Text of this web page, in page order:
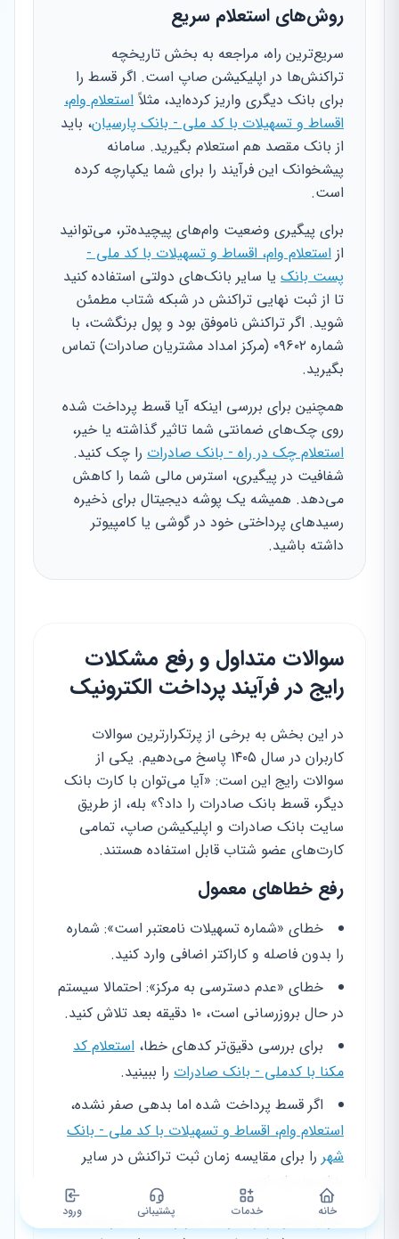
روش‌های استعلام سریع
سریع‌ترین راه، مراجعه به بخش تاریخچه
تراکنش‌ها در اپلیکیشن صاپ است. اگر قسط را
برای بانک دیگری واریز کرده‌اید، مثلاً استعلام وام،
اقساط و تسهیلات با کد ملی - بانک پارسیان، باید
از بانک مقصد هم استعلام بگیرید. سامانه
پیشخوانک این فرآیند را برای شما یکپارچه کرده
است.
برای پیگیری وضعیت وام‌های پیچیده‌تر، می‌توانید
از استعلام وام، اقساط و تسهیلات با کد ملی -
پست بانک یا سایر بانک‌های دولتی استفاده کنید
تا از ثبت نهایی تراکنش در شبکه شتاب مطمئن
شوید. اگر تراکنش ناموفق بود و پول برنگشت، با
شماره ۰۹۶۰۲ (مرکز امداد مشتریان صادرات) تماس
بگیرید.
همچنین برای بررسی اینکه آیا قسط پرداخت شده
روی چک‌های ضمانتی شما تاثیر گذاشته یا خیر،
استعلام چک در راه - بانک صادرات را چک کنید.
شفافیت در پیگیری، استرس مالی شما را کاهش
می‌دهد. همیشه یک پوشه دیجیتال برای ذخیره
رسیدهای پرداختی خود در گوشی یا کامپیوتر
داشته باشید.
سوالات متداول و رفع مشکلات
رایج در فرآیند پرداخت الکترونیک
در این بخش به برخی از پرتکرارترین سوالات
کاربران در سال ۱۴۰۵ پاسخ می‌دهیم. یکی از
سوالات رایج این است: «آیا می‌توان با کارت بانک
دیگر، قسط بانک صادرات را داد؟» بله، از طریق
سایت بانک صادرات و اپلیکیشن صاپ، تمامی
کارت‌های عضو شتاب قابل استفاده هستند.
رفع خطاهای معمول
خطای «شماره تسهیلات نامعتبر است»: شماره
را بدون فاصله و کاراکتر اضافی وارد کنید.
خطای «عدم دسترسی به مرکز»: احتمالا سیستم
در حال بروزرسانی است، ۱۰ دقیقه بعد تلاش کنید.
برای بررسی دقیق‌تر کدهای خطا، استعلام کد
مکنا با کدملی - بانک صادرات را ببینید.
اگر قسط پرداخت شده اما بدهی صفر نشده،
استعلام وام، اقساط و تسهیلات با کد ملی - بانک
شهر را برای مقایسه زمان ثبت تراکنش در سایر
بانک‌ها چک کنید.
سوال دیگر درباره جریمه دیرکرد است. جریمه‌ها به
خانه خدمات پشتیبانی ورود